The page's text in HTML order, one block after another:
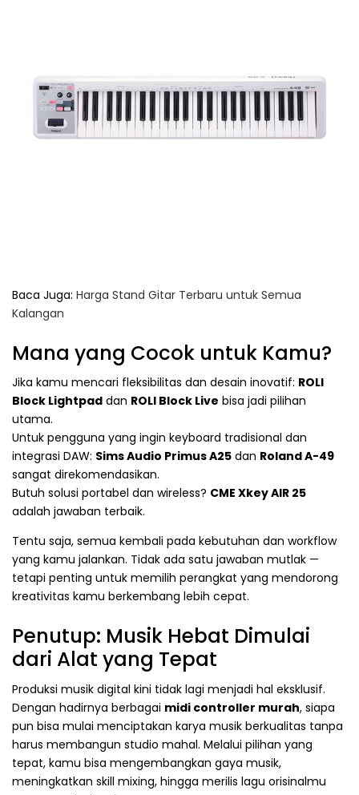
Baca Juga: Harga Stand Gitar Terbaru untuk Semua
Kalangan
Mana yang Cocok untuk Kamu?
Jika kamu mencari fleksibilitas dan desain inovatif: ROLI
Block Lightpad dan ROLI Block Live bisa jadi pilihan
utama.
Untuk pengguna yang ingin keyboard tradisional dan
integrasi DAW: Sims Audio Primus A25 dan Roland A-49
sangat direkomendasikan.
Butuh solusi portabel dan wireless? CME Xkey AIR 25
adalah jawaban terbaik.
Tentu saja, semua kembali pada kebutuhan dan workflow
yang kamu jalankan. Tidak ada satu jawaban mutlak —
tetapi penting untuk memilih perangkat yang mendorong
kreativitas kamu berkembang lebih cepat.
Penutup: Musik Hebat Dimulai
dari Alat yang Tepat
Produksi musik digital kini tidak lagi menjadi hal eksklusif.
Dengan hadirnya berbagai midi controller murah, siapa
pun bisa mulai menciptakan karya musik berkualitas tanpa
harus membangun studio mahal. Melalui pilihan yang
tepat, kamu bisa mengembangkan gaya musik,
meningkatkan skill mixing, hingga merilis lagu orisinalmu